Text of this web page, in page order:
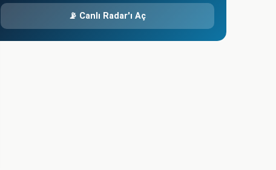
📡 Canlı Radar'ı Aç